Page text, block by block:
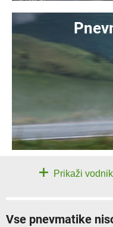
Prikaži
Vse pnevmatike